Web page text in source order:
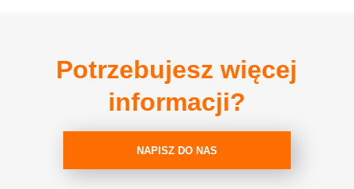
Potrzebujesz więcej
informacji?
NAPISZ DO NAS